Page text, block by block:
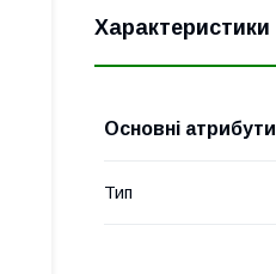
Характеристики
Основні атрибути
Тип